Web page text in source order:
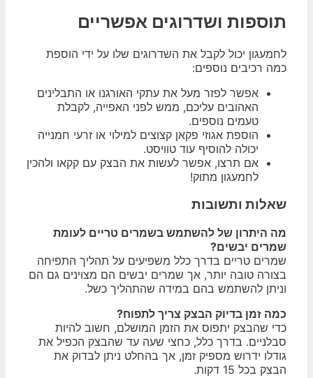
תוספות ושדרוגים אפשריים
לחמעגון יכול לקבל את השדרוגים שלו על ידי הוספת
כמה רכיבים נוספים:
אפשר לפזר מעל את עתקי האורגנו או התבלינים
האהובים עליכם, ממש לפני האפייה, לקבלת
טעמים נוספים.
הוספת אגוזי פקאן קצוצים למילוי או זרעי חמנייה
יכולה להוסיף עוד טוויסט.
אם תרצו, אפשר לעשות את הבצק עם קקאו ולהכין
לחמעגון מתוק!
שאלות ותשובות
מה היתרון של להשתמש בשמרים טריים לעומת
שמרים יבשים?
שמרים טריים בדרך כלל משפיעים על תהליך התפיחה
בצורה טובה יותר, אך שמרים יבשים הם מצוינים גם הם
וניתן להשתמש בהם במידה שהתהליך כשל.
כמה זמן בדיוק הבצק צריך לתפוח?
כדי שהבצק יתפוס את הזמן המושלם, חשוב להיות
סבלניים. בדרך כלל, כחצי שעה עד שהבצק הכפיל את
גודלו ידרוש מספיק זמן, אך בהחלט ניתן לבדוק את
הבצק בכל 15 דקות.